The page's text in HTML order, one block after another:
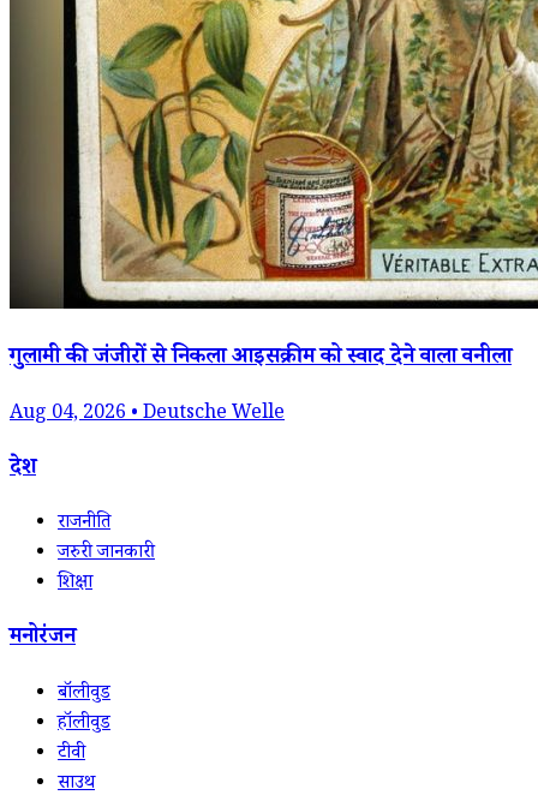
गुलामी की जंजीरों से निकला आइसक्रीम को स्वाद देने वाला वनीला
Aug 04, 2026 • Deutsche Welle
देश
राजनीति
जरुरी जानकारी
शिक्षा
मनोरंजन
बॉलीवुड
हॉलीवुड
टीवी
साउथ